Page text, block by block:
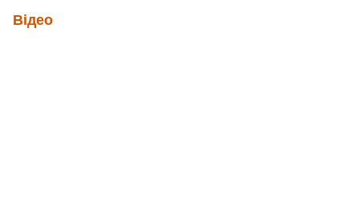
Відео